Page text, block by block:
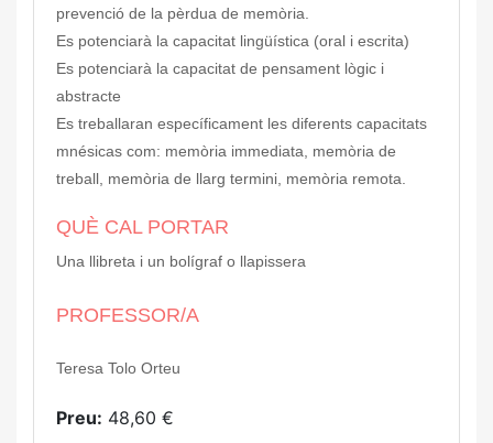
prevenció de la pèrdua de memòria.
Es potenciarà la capacitat lingüística (oral i escrita)
Es potenciarà la capacitat de pensament lògic i
abstracte
Es treballaran específicament les diferents capacitats
mnésicas com: memòria immediata, memòria de
treball, memòria de llarg termini, memòria remota.
QUÈ CAL PORTAR
Una llibreta i un bolígraf o llapissera
PROFESSOR/A
Teresa Tolo Orteu
Preu: 48,60 €